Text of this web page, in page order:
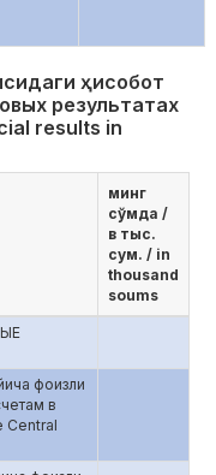
ҳисобот
результатах
results in
минг
сўмда /
в тыс.
сум. / in
thousand
soums
фоизли
в
Central